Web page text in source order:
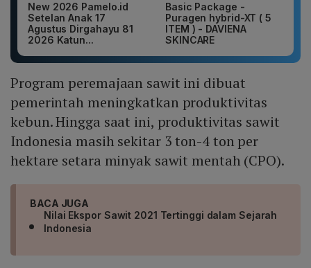
New 2026 Pamelo.id
Setelan Anak 17
Agustus Dirgahayu 81
2026 Katun...
Basic Package -
Puragen hybrid-XT ( 5
ITEM ) - DAVIENA
SKINCARE
Program peremajaan sawit ini dibuat
pemerintah meningkatkan produktivitas
kebun. Hingga saat ini, produktivitas sawit
Indonesia masih sekitar 3 ton-4 ton per
hektare setara minyak sawit mentah (CPO).
BACA JUGA
Nilai Ekspor Sawit 2021 Tertinggi dalam Sejarah
Indonesia